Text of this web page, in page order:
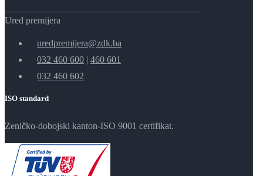
Ured premijera
uredpremijera@zdk.ba
032 460 600 | 460 601
032 460 602
ISO standard
Zeničko-dobojski kanton-ISO 9001 certifikat.